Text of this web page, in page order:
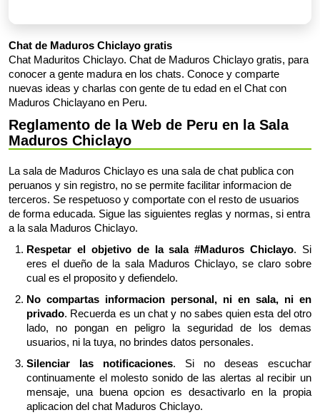
Chat de Maduros Chiclayo gratis
Chat Maduritos Chiclayo. Chat de Maduros Chiclayo gratis, para
conocer a gente madura en los chats. Conoce y comparte
nuevas ideas y charlas con gente de tu edad en el Chat con
Maduros Chiclayano en Peru.
Reglamento de la Web de Peru en la Sala
Maduros Chiclayo
La sala de Maduros Chiclayo es una sala de chat publica con
peruanos y sin registro, no se permite facilitar informacion de
terceros. Se respetuoso y comportate con el resto de usuarios
de forma educada. Sigue las siguientes reglas y normas, si entra
a la sala Maduros Chiclayo.
Respetar el objetivo de la sala #Maduros Chiclayo. Si
eres el dueño de la sala Maduros Chiclayo, se claro sobre
cual es el proposito y defiendelo.
No compartas informacion personal, ni en sala, ni en
privado. Recuerda es un chat y no sabes quien esta del otro
lado, no pongan en peligro la seguridad de los demas
usuarios, ni la tuya, no brindes datos personales.
Silenciar las notificaciones. Si no deseas escuchar
continuamente el molesto sonido de las alertas al recibir un
mensaje, una buena opcion es desactivarlo en la propia
aplicacion del chat Maduros Chiclayo.